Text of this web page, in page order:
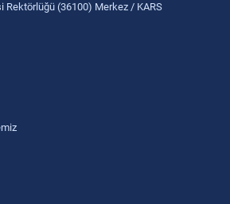
Rektörlüğü (36100) Merkez / KARS